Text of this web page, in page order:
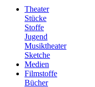
Theater
Stücke
Stoffe
Jugend
Musiktheater
Sketche
Medien
Filmstoffe
Bücher